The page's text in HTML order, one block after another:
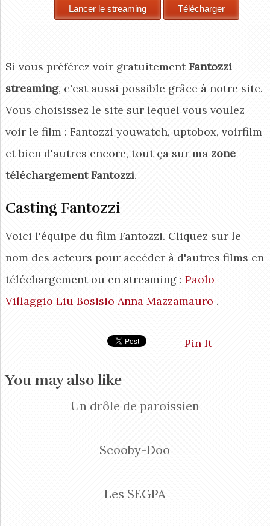
Si vous préférez voir gratuitementFantozzi
streaming, c'est aussi possible grâce à notre site.
Vous choisissez le site sur lequel vous voulez
voir le film : Fantozzi youwatch, uptobox, voirfilm
et bien d'autres encore, tout ça sur ma zone
téléchargement Fantozzi.
Casting Fantozzi
Voici l'équipe du film Fantozzi. Cliquez sur le
nom des acteurs pour accéder à d'autres films en
téléchargement ou en streaming : Paolo
Villaggio Liu Bosisio Anna Mazzamauro .
Pin It
You may also like
Un drôle de paroissien
Scooby-Doo
Les SEGPA